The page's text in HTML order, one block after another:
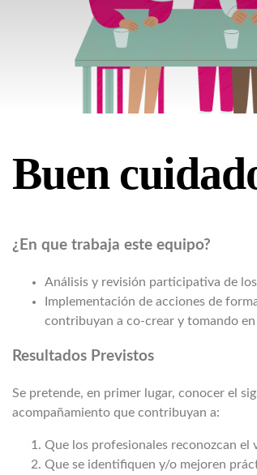
Buen
¿En que trabaja este equipo?
Análisis y revisión participativa de
Implementación de acciones de
contribuyan a co-crear y tomando
Resultados Previstos
Se pretende, en primer lugar, conocer el
acompañamiento que contribuyan a:
Que los profesionales reconozcan
Que se identifiquen y/o mejoren